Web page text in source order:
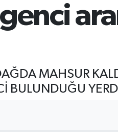
MAHSUR
BULUNDUĞU